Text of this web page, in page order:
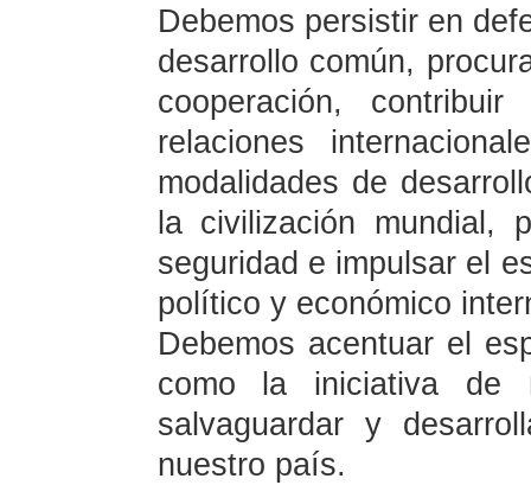
Debemos persistir en
desarrollo común,
cooperación,
relaciones
modalidades de
la civilización mundial,
seguridad e impulsar el
político y económico
Debemos acentuar el
como la iniciativa de
salvaguardar y
nuestro país.